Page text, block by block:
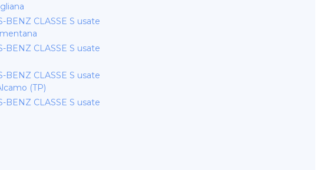
BENZ CLASSE S usate
BENZ CLASSE S usate
BENZ CLASSE S usate
(TP)
BENZ CLASSE S usate